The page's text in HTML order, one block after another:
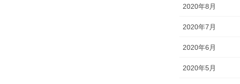
2020年8月
2020年7月
2020年6月
2020年5月